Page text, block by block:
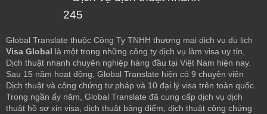
Global Translate thuộc Công Ty TNHH thương mại dịch vụ du lịch
Visa Global là một trong những công ty dịch vụ làm visa uy tín,
Dịch thuật nhanh chuyên nghiệp hàng đầu tại Việt Nam hiện nay.
Sau 15 năm hoạt động, Global Translate hiện có 9 chuyên viên
Dịch thuật và công chứng tư pháp và 10 đại lý visa trên toàn quốc.
Trong ngần ấy năm, Global Translate đã cung cấp dịch vụ dịch
thuật hồ sơ xin visa, dịch thuật bảng điểm, dịch thuật công chứng